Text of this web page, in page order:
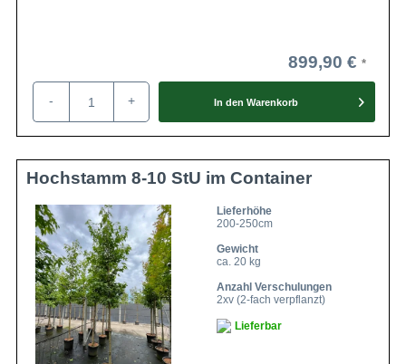
899,90 €
- + In den Warenkorb
Hochstamm 8-10 StU im Container
Lieferhöhe
200-250cm
Gewicht
ca. 20 kg
Anzahl Verschulungen
2xv (2-fach verpflanzt)
Lieferbar